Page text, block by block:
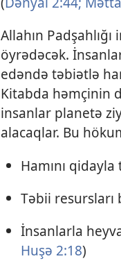
Allahın
öyrədəcək.
edəndə təbiətlə
Kitabda həmçinin
insanlar planetə
alacaqlar. Bu
Hamını
Təbii resursları
İnsanlarla
Huşə 2:18)